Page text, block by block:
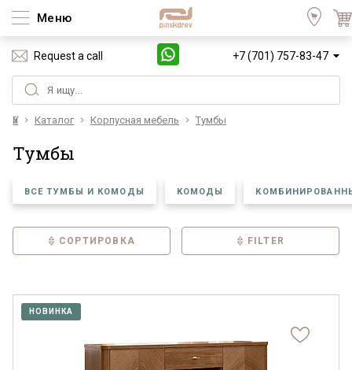
Меню
Request a call +7 (701) 757-83-47
Үй Каталог Корпусная мебель Тумбы
Тумбы
ВСЕ ТУМБЫ И КОМОДЫ КОМОДЫ
СОРТИРОВКА FILTER
НОВИНКА